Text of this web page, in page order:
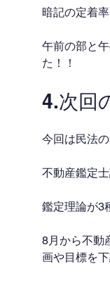
暗記の定着
午前の部と
た！！
4.次回
今回は民法
不動産鑑定
鑑定理論が3
8月から不動
画や目標を